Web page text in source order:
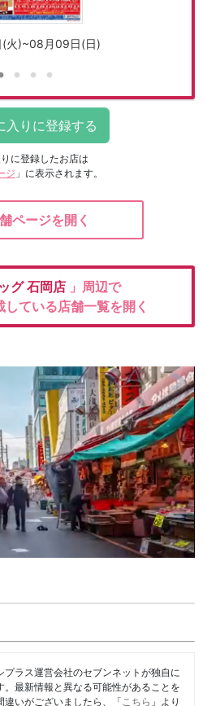
火)~08月09日(日)
に登録したお店は
ジ 」に表示されます。
ページを開く
グ石岡店 」周辺で
ている店舗一覧を開く
プラス運営会社のセブンネットが独自に
最新情報と異なる可能性があることを
違いがございましたら、「 こちら 」より